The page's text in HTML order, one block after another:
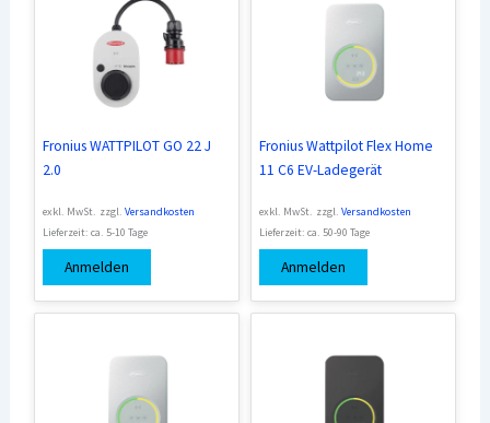
Fronius WATTPILOT GO 22 J
2.0
exkl. MwSt. zzgl.Versandkosten
Lieferzeit:ca. 5-10 Tage
Anmelden
Fronius Wattpilot Flex Home
11 C6 EV-Ladegerät
exkl. MwSt. zzgl. Versandkosten
Lieferzeit: ca. 50-90 Tage
Anmelden